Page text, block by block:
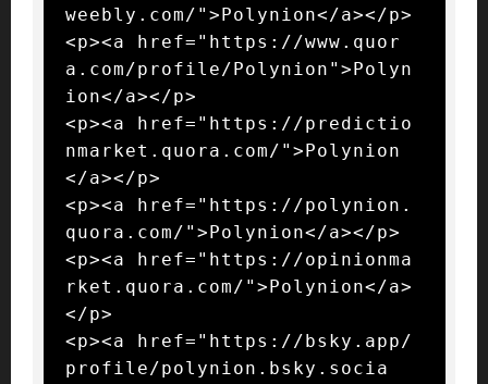
weebly.com/">Polynion</a></p>
<p><a href="https://www.quor
a.com/profile/Polynion">Polyn
ion</a></p>
<p><a href="https://predictio
nmarket.quora.com/">Polynion
</a></p>
<p><a href="https://polynion.
quora.com/">Polynion</a></p>
<p><a href="https://opinionma
rket.quora.com/">Polynion</a>
</p>
<p><a href="https://bsky.app/
profile/polynion.bsky.socia